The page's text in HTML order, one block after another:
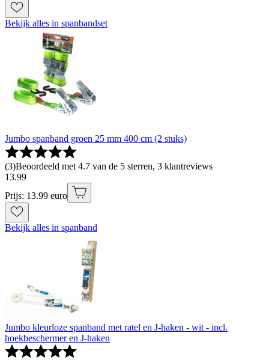
Bekijk alles in spanbandset
Jumbo spanband groen 25 mm 400 cm (2 stuks)
(3)Beoordeeld met 4.7 van de 5 sterren, 3 klantreviews
13.99
Prijs: 13.99 euro
Bekijk alles in spanband
Jumbo kleurloze spanband met ratel en J-haken - wit - incl.
hoekbeschermer en J-haken